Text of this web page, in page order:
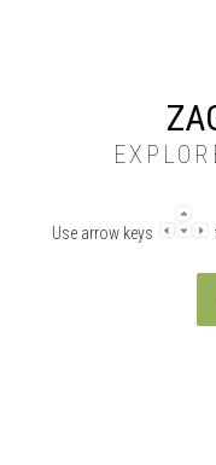
Use arrow keys